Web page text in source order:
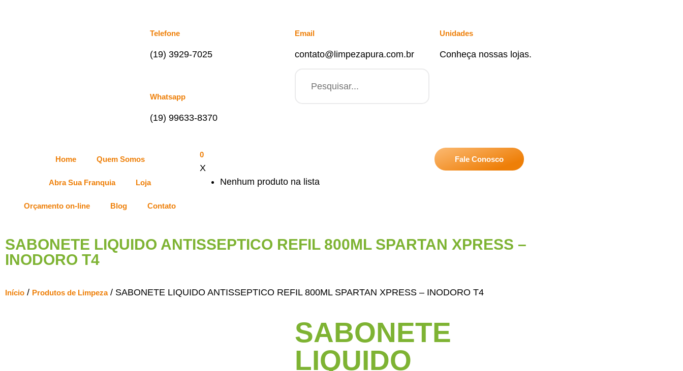
Telefone
(19) 3929-7025
Whatsapp
(19) 99633-8370
Email
contato@limpezapura.com.br
Unidades
Conheça nossas lojas.
Home Quem Somos
Abra Sua Franquia Loja
Orçamento on-line Blog Contato
0
X
Nenhum produto na lista
Fale Conosco
SABONETE LIQUIDO ANTISSEPTICO REFIL 800ML SPARTAN XPRESS –
INODORO T4
Início / Produtos de Limpeza/ SABONETE LIQUIDO ANTISSEPTICO REFIL 800ML SPARTAN XPRESS – INODORO T4
SABONETE
LIQUIDO